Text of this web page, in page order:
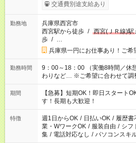
交通費別途支給あり
勤務地
兵庫県西宮市
西宮駅から徒歩 / 西宮(ＪＲ線)駅
歩 / …
兵庫県一円にお仕事あり！ご希
勤務時間
9：00～18：00 （実働8時間／休憩1時間） ※時短
わりなど… ※ご希望に合わせて調
下さい！ ＜シフト例＞ 9:00～17:00、10:00～18:00、 13:00～
22:00、16:00～22:00、 18:00～
※お仕事、勤務地により異なりま
期間
【急募】短期OK！即日スタート
す！長期も大歓迎！
特徴 週1日からOK / 日払いOK / 履歴書
業・WワークOK / 服装自由 / シフ
集 / 電話対応なし / パソコンスキ